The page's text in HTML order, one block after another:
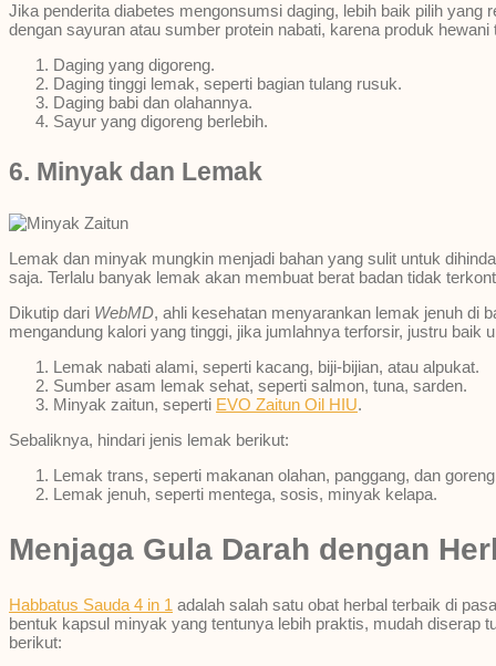
Jika penderita diabetes mengonsumsi daging, lebih baik pilih
dengan sayuran atau sumber protein nabati, karena produk
Daging yang digoreng.
Daging tinggi lemak, seperti bagian tulang rusuk.
Daging babi dan olahannya.
Sayur yang digoreng berlebih.
6. Minyak dan Lemak
Lemak dan minyak mungkin menjadi bahan yang sulit untuk
saja. Terlalu banyak lemak akan membuat berat badan tidak
Dikutip dari WebMD, ahli kesehatan menyarankan lemak jenuh di
mengandung kalori yang tinggi, jika jumlahnya terforsir, justru
Lemak nabati alami, seperti kacang, biji-bijian, atau alpukat.
Sumber asam lemak sehat, seperti salmon, tuna, sarden.
Minyak zaitun, seperti EVO Zaitun Oil HIU.
Sebaliknya, hindari jenis lemak berikut:
Lemak trans, seperti makanan olahan, panggang, dan
Lemak jenuh, seperti mentega, sosis, minyak kelapa.
Menjaga Gula Darah dengan
Habbatus Sauda 4 in 1 adalah salah satu obat herbal terbaik di
bentuk kapsul minyak yang tentunya lebih praktis, mudah diserap
berikut: